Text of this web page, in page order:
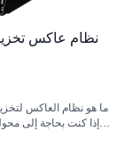
نظام عاكس